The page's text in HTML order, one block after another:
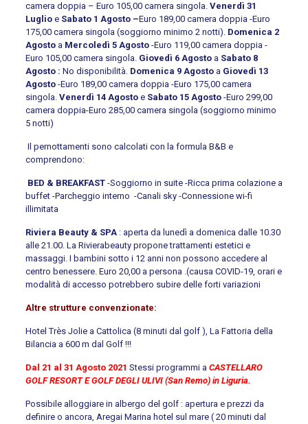
camera doppia – Euro 105,00 camera singola. Venerdì 31
Luglioe Sabato 1 Agosto –Euro 189,00 camera doppia -Euro
175,00 camera singola (soggiorno minimo 2 notti). Domenica 2
Agostoa Mercoledì 5 Agosto -Euro 119,00 camera doppia -
Euro 105,00 camera singola. Giovedì 6 Agosto a Sabato 8
Agosto : No disponibilità. Domenica 9 Agostoa Giovedì 13
Agosto -Euro 189,00 camera doppia -Euro 175,00 camera
singola. Venerdì 14 Agostoe Sabato 15 Agosto -Euro 299,00
camera doppia-Euro 285,00 camera singola (soggiorno minimo
5 notti)
Il pernottamenti sono calcolati con la formula B&B e
comprendono:
BED & BREAKFAST -Soggiorno in suite -Ricca prima colazione a
buffet -Parcheggio interno -Canali sky -Connessione wi-fi
illimitata
Riviera Beauty & SPA: aperta da lunedì a domenica dalle 10.30
alle 21.00. La Rivierabeauty propone trattamenti estetici e
massaggi. I bambini sotto i 12 anni non possono accedere al
centro benessere. Euro 20,00 a persona .(causa COVID-19, orari e
modalità di accesso potrebbero subire delle forti variazioni
Altre strutture convenzionate:
Hotel Très Jolie a Cattolica (8 minuti dal golf ), La Fattoria della
Bilancia a 600 m dal Golf !!!
Dal 21 al 31 Agosto 2021 Stessi programmi a CASTELLARO
GOLF RESORT E GOLF DEGLI ULIVI (San Remo) in Liguria.
Possibile alloggiare in albergo del golf : apertura e prezzi da
definire o ancora, Aregai Marina hotel sul mare ( 20 minuti dal